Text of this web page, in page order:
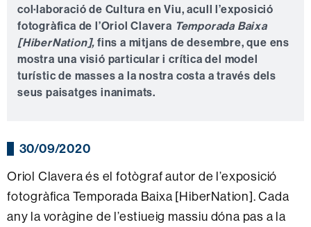
col·laboració de Cultura en Viu, acull l’exposició
fotogràfica de l’Oriol Clavera Temporada Baixa
[HiberNation],fins a mitjans de desembre, que ens
mostra una visió particular i crítica del model
turístic de masses a la nostra costa a través dels
seus paisatges inanimats.
30/09/2020
Oriol Clavera és el fotògraf autor de l’exposició
fotogràfica Temporada Baixa [HiberNation]. Cada
any la voràgine de l’estiueig massiu dóna pas a la